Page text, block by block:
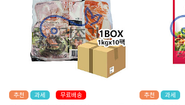
추천 과세 무료배송 추천 과세